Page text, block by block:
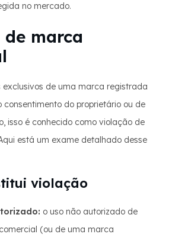
no mercado.
marca
exclusivos de uma marca registrada
consentimento do proprietário ou de
isso é conhecido como violação de
está um exame detalhado desse
violação
o uso não autorizado de
(ou de uma marca